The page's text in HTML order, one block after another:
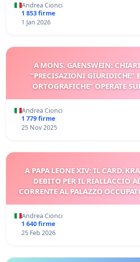
Andrea Cionci
1 853 firme
1 Jan 2026
A MONS. GAENSWEIN:
“PRECISAZIONI GIURIDICHE”
ORTOGRAFICHE” OPERATE
Andrea Cionci
1 779 firme
25 Nov 2025
A PAPA LEONE XIV: IL CARD.
DEBITO PER IL RIALLACCIO
CORRENTE AL PALAZZO
Andrea Cionci
1 640 firme
25 Feb 2026